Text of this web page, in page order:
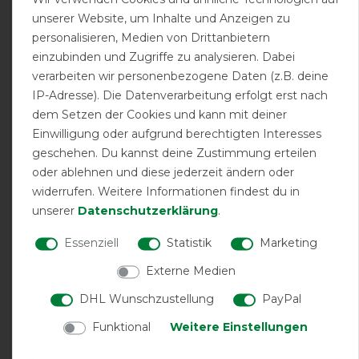
LATEST REVIEWS
05.09.2024
Sehr gute Qualität, sehr gute Passform, genau wie in der
Beschreibung!
07.04.2024
Tolles Produkt guter Stoff
12.07.2022
einen guten Tragekomfort.
Die Decke ist schön leicht und komfortabel und schützt
das Pferd gut vor den Lästlingen.
unserer Website, um Inhalte und Anzeigen zu
personalisieren, Medien von Drittanbietern
einzubinden und Zugriffe zu analysieren. Dabei
verarbeiten wir personenbezogene Daten (z.B. deine
IP-Adresse). Die Datenverarbeitung erfolgt erst nach
dem Setzen der Cookies und kann mit deiner
Einwilligung oder aufgrund berechtigten Interesses
geschehen. Du kannst deine Zustimmung erteilen
oder ablehnen und diese jederzeit ändern oder
widerrufen. Weitere Informationen findest du in
unserer Daten­schutz­erklärung.
Essenziell Statistik
Marketing
Externe Medien
DHL Wunschzustellung
PayPal
Funktional
Weitere Einstellungen